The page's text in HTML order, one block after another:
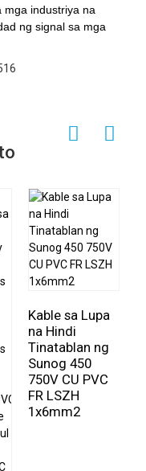
mga industriya na
ng signal sa mga
Kable sa Lupa
na Hindi
Tinatablan ng
Sunog 450
750V CU PVC
FR LSZH
1x6mm2